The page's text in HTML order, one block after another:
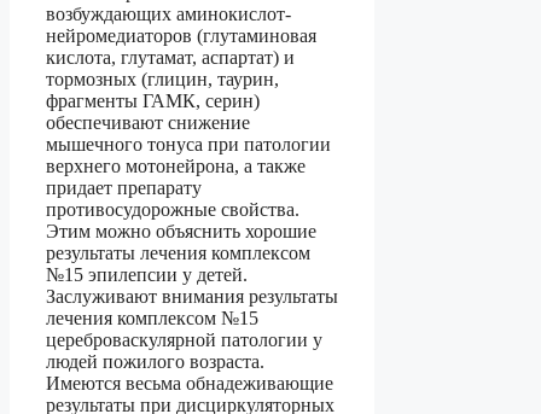
возбуждающих аминокислот-
нейромедиаторов (глутаминовая
кислота, глутамат, аспартат) и
тормозных (глицин, таурин,
фрагменты ГАМК, серин)
обеспечивают снижение
мышечного тонуса при патологии
верхнего мотонейрона, а также
придает препарату
противосудорожные свойства.
Этим можно объяснить хорошие
результаты лечения комплексом
№15 эпилепсии у детей.
Заслуживают внимания результаты
лечения комплексом №15
цереброваскулярной патологии у
людей пожилого возраста.
Имеются весьма обнадеживающие
результаты при дисциркуляторных